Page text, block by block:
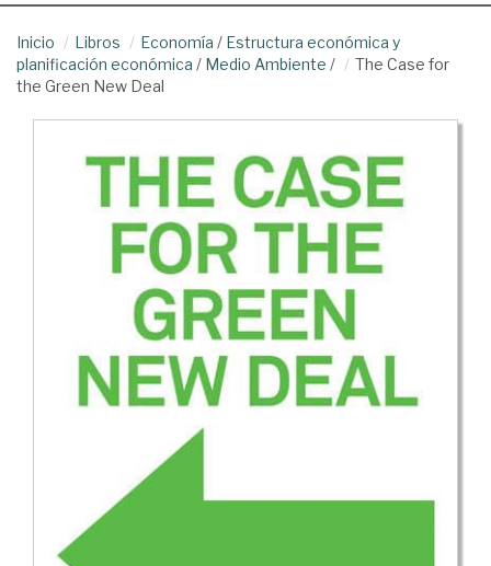
Inicio Libros Economía / Estructura económica y
planificación económica / Medio Ambiente /
The Case for
the Green New Deal